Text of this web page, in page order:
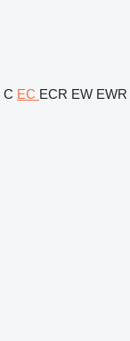
C EC ECR EW EWR